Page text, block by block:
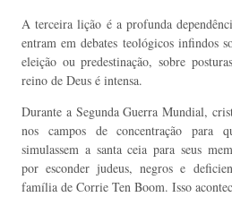
A terceira lição é a profunda
entram em debates teológicos infindos
eleição ou predestinação, sobre
reino de Deus é intensa.
Durante a Segunda Guerra Mundial,
nos campos de concentração para
simulassem a santa ceia para seus
por esconder judeus, negros e
família de Corrie Ten Boom. Isso